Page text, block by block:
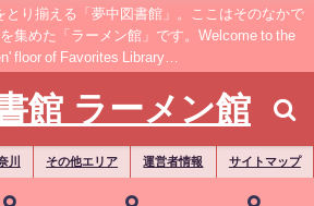
とり揃える「夢中図書館」。ここはそのなかで
集めた「ラーメン館」です。Welcome to the
floor of Favorites Library…
館 ラーメン館
川 その他エリア 運営者情報 サイトマップ